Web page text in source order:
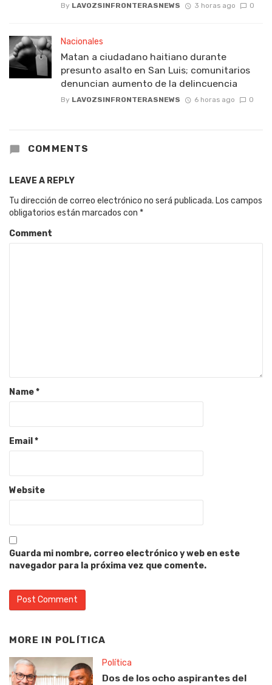
By LAVOZSINFRONTERASNEWS 3 horas ago 0
Nacionales
Matan a ciudadano haitiano durante
presunto asalto en San Luis; comunitarios
denuncian aumento de la delincuencia
By LAVOZSINFRONTERASNEWS 6 horas ago 0
COMMENTS
LEAVE A REPLY
Tu dirección de correo electrónico no será publicada. Los campos
obligatorios están marcados con *
Comment
Name*
Email *
Website
Guarda mi nombre, correo electrónico y web en este
navegador para la próxima vez que comente.
MORE IN POLÍTICA
Política
Dos de los ocho aspirantes del